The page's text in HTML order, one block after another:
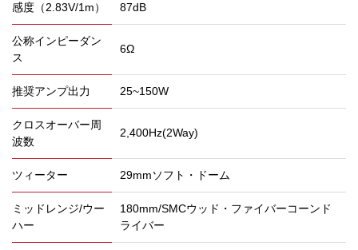
感度（2.83V/1m） 87dB
公称インピーダン
ス
6Ω
推奨アンプ出力 25~150W
クロスオーバー周
波数
2,400Hz(2Way)
ツィーター 29mmソフト・ドーム
ミッドレンジ/ウー
ハー
180mm/SMCウッド・ファイバーコーンド
ライバー